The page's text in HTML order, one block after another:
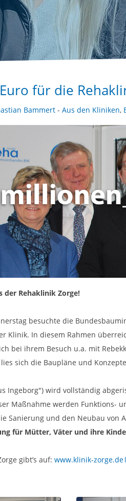
für die
Bammert - Aus den Kliniken,
der Rehaklinik Zorge!
besuchte die
Klinik. In diesem Rahmen
bei ihrem Besuch u.a. mit
lies sich die Baupläne und
Ingeborg") wird vollständig
Maßnahme werden Funktions-
Sanierung und den Neubau
für Mütter, Väter und ihre
gibt’s auf: www.klinik-zorge.de